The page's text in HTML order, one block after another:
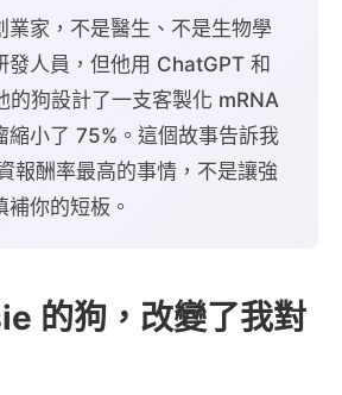
業家，不是醫生、不是生物學
發人員，但他用 ChatGPT 和
的狗設計了一支客製化 mRNA
縮小了 75%。這個故事告訴我
報酬率最高的事情，不是讓強
你的短板。
的狗，改變了我對